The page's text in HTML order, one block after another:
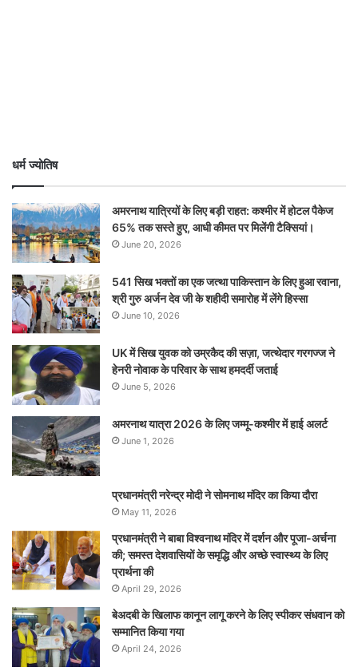
धर्म ज्योतिष
अमरनाथ यात्रियों के लिए बड़ी राहत: कश्मीर में होटल पैकेज
65% तक सस्ते हुए, आधी कीमत पर मिलेंगी टैक्सियां।
June 20, 2026
541 सिख भक्तों का एक जत्था पाकिस्तान के लिए हुआ रवाना,
श्री गुरु अर्जन देव जी के शहीदी समारोह में लेंगे हिस्सा
June 10, 2026
UK में सिख युवक को उम्रकैद की सज़ा, जत्थेदार गरगज्ज ने
हेनरी नोवाक के परिवार के साथ हमदर्दी जताई
June 5, 2026
अमरनाथ यात्रा 2026 के लिए जम्मू-कश्मीर में हाई अलर्ट
June 1, 2026
प्रधानमंत्री नरेन्‍द्र मोदी ने सोमनाथ मंदिर का किया दौरा
May 11, 2026
प्रधानमंत्री ने बाबा विश्वनाथ मंदिर में दर्शन और पूजा-अर्चना
की; समस्‍त देशवासियों के समृद्धि और अच्छे स्वास्थ्य के लिए
प्रार्थना की
April 29, 2026
बेअदबी के खिलाफ कानून लागू करने के लिए स्पीकर संधवान को
सम्मानित किया गया
April 24, 2026